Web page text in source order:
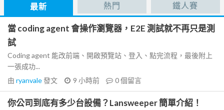
最新 熱門 鐵人賽
當 coding agent 會操作瀏覽器，E2E 測試就不再只是測
試
Coding agent 能改前端、開啟預覽站、登入、點完流程，最後附上
一張成功...
由 ryanvale發文 9 小時前 0個留言
你公司到底有多少台設備？Lansweeper 簡單介紹！